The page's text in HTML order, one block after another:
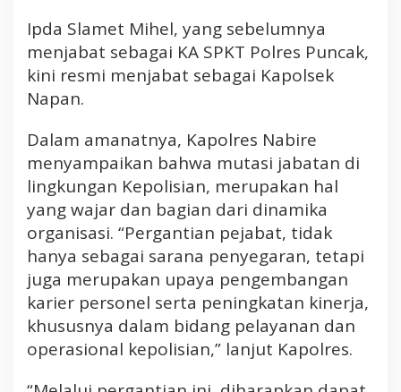
Ipda Slamet Mihel, yang sebelumnya
menjabat sebagai KA SPKT Polres Puncak,
kini resmi menjabat sebagai Kapolsek
Napan.
Dalam amanatnya, Kapolres Nabire
menyampaikan bahwa mutasi jabatan di
lingkungan Kepolisian, merupakan hal
yang wajar dan bagian dari dinamika
organisasi. “Pergantian pejabat, tidak
hanya sebagai sarana penyegaran, tetapi
juga merupakan upaya pengembangan
karier personel serta peningkatan kinerja,
khususnya dalam bidang pelayanan dan
operasional kepolisian,” lanjut Kapolres.